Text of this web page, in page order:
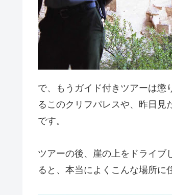
で、もうガイド付きツアーは懲
るこのクリフパレスや、昨日見
です。
ツアーの後、崖の上をドライブ
ると、本当によくこんな場所に